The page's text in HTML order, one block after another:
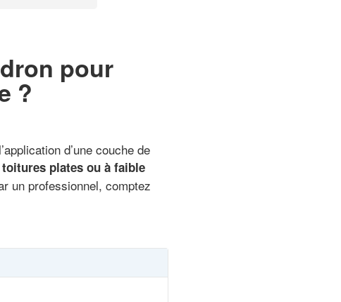
pour
?
d’une couche de
plates ou à faible
un professionnel, comptez